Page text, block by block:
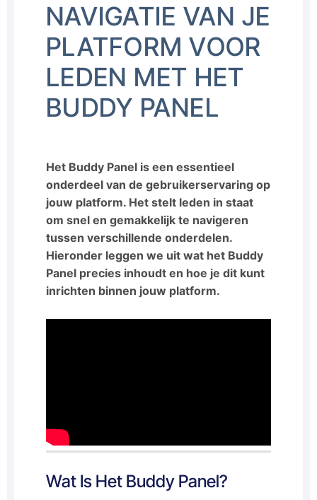
NAVIGATIE VAN JE
PLATFORM VOOR
LEDEN MET HET
BUDDY PANEL
Het Buddy Panel is een essentieel
onderdeel van de gebruikerservaring op
jouw platform. Het stelt leden in staat
om snel en gemakkelijk te navigeren
tussen verschillende onderdelen.
Hieronder leggen we uit wat het Buddy
Panel precies inhoudt en hoe je dit kunt
inrichten binnen jouw platform.
Wat Is Het Buddy Panel?